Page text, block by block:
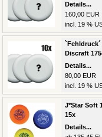
Details...
160,00 EUR
incl. 19 %
Discraft
Details...
80,00 EUR
incl. 19 %
J*Star Soft
15x
Details...